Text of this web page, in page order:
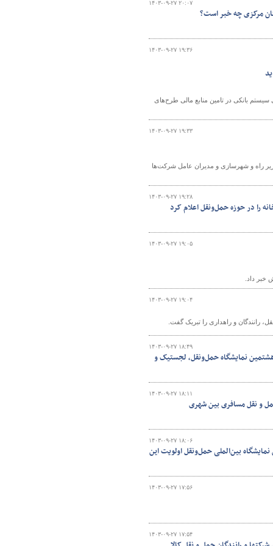
۱۴۰۳-۰۹-۲۷ ۲۰:۰۷
مرکزی چه خبر است؟
۱۴۰۳-۰۹-۲۷ ۱۹:۳۶
بانکی در تامین منابع مالی طرح‌های
۱۴۰۳-۰۹-۲۷ ۱۹:۳۳
راه و شهرسازی و مدیران عامل شرکت‌ها
۱۴۰۳-۰۹-۲۷ ۱۹:۲۸
را در حوزه‌ حمل‌ونقل اعلام کرد
۱۴۰۳-۰۹-۲۷ ۱۹:۰۵
۱۴۰۳-۰۹-۲۷ ۱۹:۰۴
رانندگان و راهداری را تبریک گفت.
۱۴۰۳-۰۹-۲۷ ۱۸:۴۹
نمایشگاه حمل‌ونقل، لجستیک و
۱۴۰۳-۰۹-۲۷ ۱۸:۱۱
و نقل مسافری بین شهری
۱۴۰۳-۰۹-۲۷ ۱۸:۰۶
بین‌الملی حمل‌ونقل اولویت این
۱۴۰۳-۰۹-۲۷ ۱۷:۵۶
۱۴۰۳-۰۹-۲۷ ۱۷:۵۴